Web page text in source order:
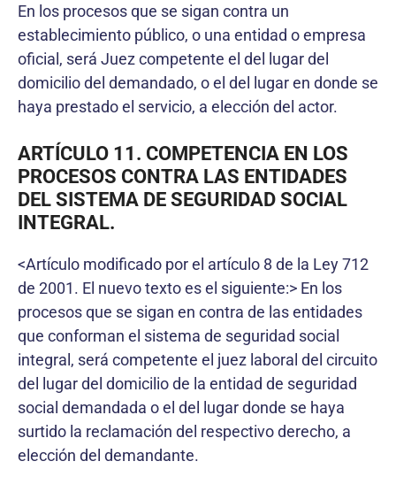
En los procesos que se sigan contra un
establecimiento público, o una entidad o empresa
oficial, será Juez competente el del lugar del
domicilio del demandado, o el del lugar en donde se
haya prestado el servicio, a elección del actor.
ARTÍCULO 11. COMPETENCIA EN LOS
PROCESOS CONTRA LAS ENTIDADES
DEL SISTEMA DE SEGURIDAD SOCIAL
INTEGRAL.
<Artículo modificado por el artículo 8 de la Ley 712
de 2001. El nuevo texto es el siguiente:> En los
procesos que se sigan en contra de las entidades
que conforman el sistema de seguridad social
integral, será competente el juez laboral del circuito
del lugar del domicilio de la entidad de seguridad
social demandada o el del lugar donde se haya
surtido la reclamación del respectivo derecho, a
elección del demandante.